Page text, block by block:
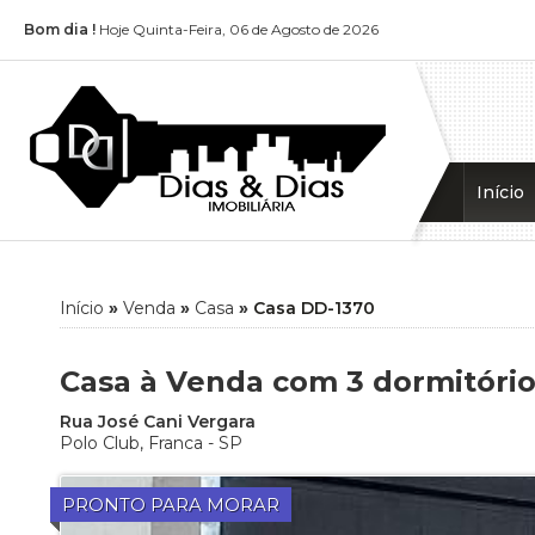
Bom dia ! Hoje Quinta-Feira, 06 de Agosto de 2026
Início
Início » Venda » Casa » Casa DD-1370
Casa à Venda com 3
Rua José Cani Vergara
Polo Club, Franca - SP
PRONTO PARA MORAR